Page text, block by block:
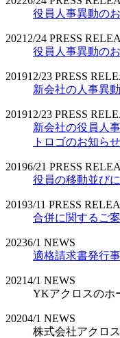
役員人事異動の
2021 2/24 PRESS
役員人事異動の
201912/23 PRESS
新会社の人事異
201912/23 PRESS
新会社の役員人
トロゴのお知らせ
20196/21 PRESS
役員の移動並び
20193/11 PRESS
合併に関するご案
20236/1 NEWS
適格請求書発行
20214/1 NEWS
YKアクロスのホ
20204/1 NEWS
株式会社アクロ